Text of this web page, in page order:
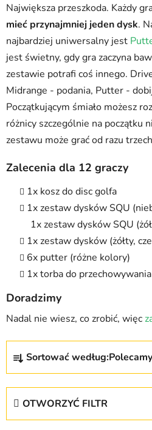
Największa przeszkoda. Każdy
mieć przynajmniej jeden dysk.
najbardziej uniwersalny jest
jest świetny, gdy gra zaczyna
zestawie potrafi coś innego.
Midrange - podania, Putter -
Początkującym śmiało możesz
różnicy szczególnie na początku
zestawu może grać od razu
Zalecenia dla 12 graczy
1x kosz do disc golfa
1x zestaw dysków SQU
1x zestaw dysków SQU
1x zestaw dysków (żółty,
6x putter (różne kolory)
1x torba do
Doradzimy
Nadal nie wiesz, co zrobić, więc
S
o
r
Sortować według:Polecamy
OTWORZYĆ FILTR